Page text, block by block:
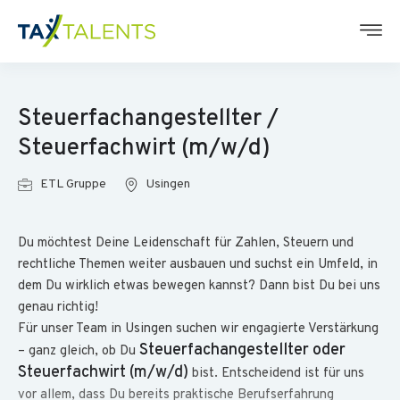
Steuerfachangestellter /
Steuerfachwirt (m/w/d)
ETL Gruppe Usingen
Du möchtest Deine Leidenschaft für Zahlen, Steuern und
rechtliche Themen weiter ausbauen und suchst ein Umfeld, in
dem Du wirklich etwas bewegen kannst? Dann bist Du bei uns
genau richtig!
Für unser Team in Usingen suchen wir engagierte Verstärkung
– ganz gleich, ob Du Steuerfachangestellter oder
Steuerfachwirt (m/w/d) bist. Entscheidend ist für uns
vor allem, dass Du bereits praktische Berufserfahrung